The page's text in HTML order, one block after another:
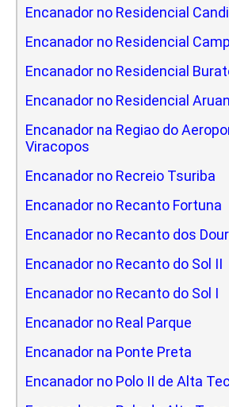
Encanador no Residencial
Encanador no Residencial
Encanador no Residencial
Encanador no Residencial
Encanador na Regiao do
Viracopos
Encanador no Recreio Tsuriba
Encanador no Recanto Fortuna
Encanador no Recanto dos
Encanador no Recanto do Sol II
Encanador no Recanto do Sol I
Encanador no Real Parque
Encanador na Ponte Preta
Encanador no Polo II de Alta